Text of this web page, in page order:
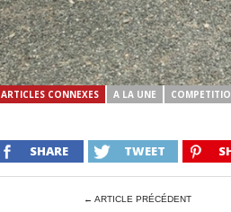
ARTICLES CONNEXES A LA UNE
SHARE TWEET
← ARTICLE PRÉCÉDENT